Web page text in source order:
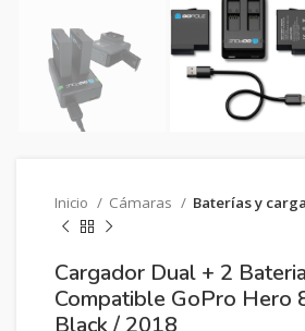
Inicio Cámaras Baterías y
Cargador Dual + 2
Compatible GoPro Hero